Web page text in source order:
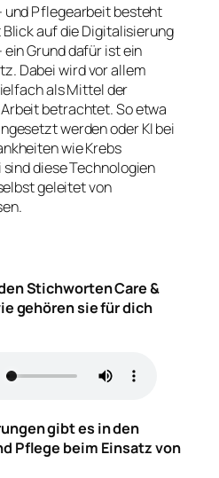
und Pflegearbeit besteht
auf die Digitalisierung
Grund dafür ist ein
Dabei wird vor allem
als Mittel der
betrachtet. So etwa
werden oder KI bei
wie Krebs
diese Technologien
geleitet von
Stichworten Care &
gehören sie für dich
gibt es in den
Pflege beim Einsatz von